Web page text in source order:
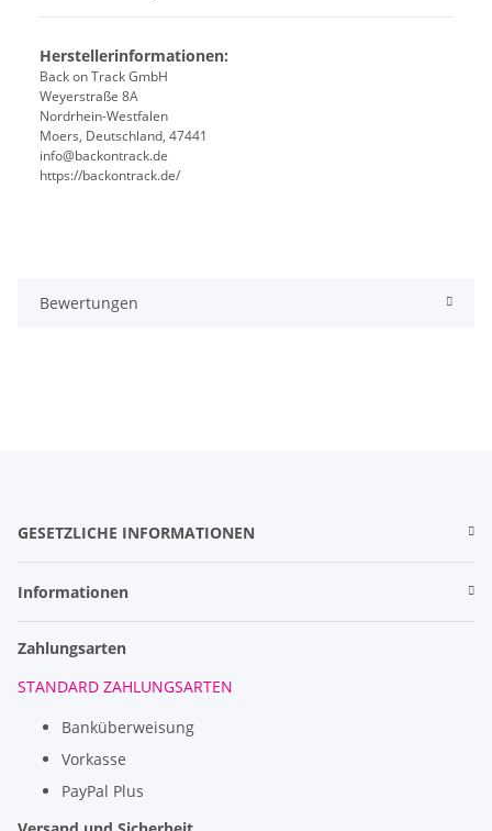
Herstellerinformationen:
Back on Track GmbH
Weyerstraße 8A
Nordrhein-Westfalen
Moers, Deutschland, 47441
info@backontrack.de
https://backontrack.de/
Bewertungen
GESETZLICHE INFORMATIONEN
Informationen
Zahlungsarten
STANDARD ZAHLUNGSARTEN
Banküberweisung
Vorkasse
PayPal Plus